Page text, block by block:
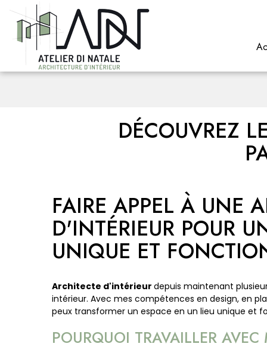
DÉCOUVREZ
FAIRE APPEL À UNE
D'INTÉRIEUR POUR
UNIQUE ET
Architecte d'intérieur depuis maintenant
intérieur. Avec mes compétences en design, en
peux transformer un espace en un lieu unique et
POURQUOI TRAVAILLER